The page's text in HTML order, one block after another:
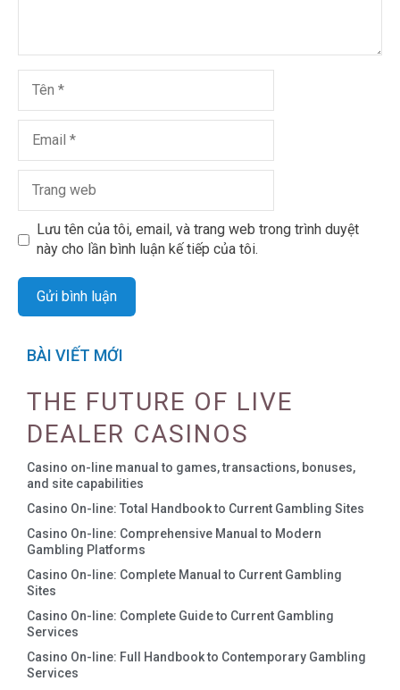
Lưu tên của tôi, email, và trang web trong trình duyệt
này cho lần bình luận kế tiếp của tôi.
BÀI VIẾT MỚI
THE FUTURE OF LIVE
DEALER CASINOS
Casino on-line manual to games, transactions, bonuses,
and site capabilities
Casino On-line: Total Handbook to Current Gambling Sites
Casino On-line: Comprehensive Manual to Modern
Gambling Platforms
Casino On-line: Complete Manual to Current Gambling
Sites
Casino On-line: Complete Guide to Current Gambling
Services
Casino On-line: Full Handbook to Contemporary Gambling
Services